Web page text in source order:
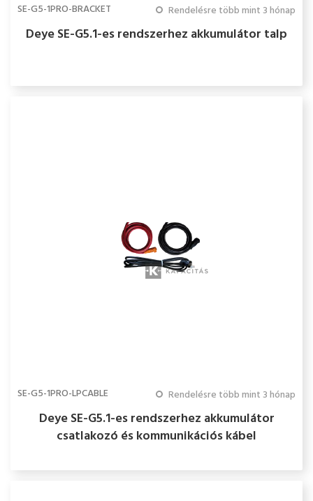
SE-G5-1PRO-BRACKET Rendelésre több mint 3 hónap
Deye SE-G5.1-es rendszerhez akkumulátor talp
SE-G5-1PRO-LPCABLE Rendelésre több mint 3 hónap
Deye SE-G5.1-es rendszerhez akkumulátor
csatlakozó és kommunikációs kábel